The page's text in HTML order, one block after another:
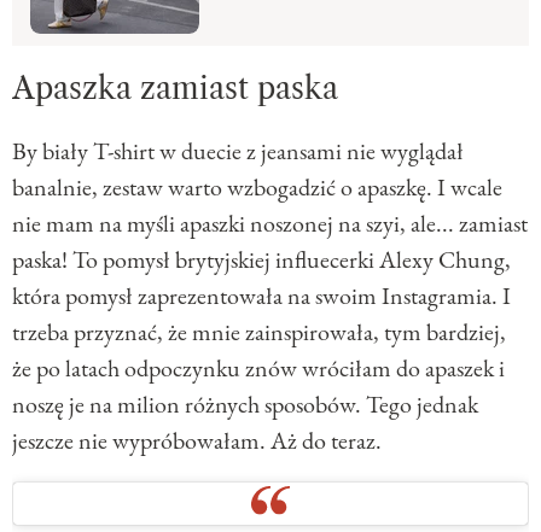
Apaszka zamiast paska
By biały T-shirt w duecie z jeansami nie wyglądał
banalnie, zestaw warto wzbogadzić o apaszkę. I wcale
nie mam na myśli apaszki noszonej na szyi, ale... zamiast
paska! To pomysł brytyjskiej influecerki Alexy Chung,
która pomysł zaprezentowała na swoim Instagramia. I
trzeba przyznać, że mnie zainspirowała, tym bardziej,
że po latach odpoczynku znów wróciłam do apaszek i
noszę je na milion różnych sposobów. Tego jednak
jeszcze nie wypróbowałam. Aż do teraz.